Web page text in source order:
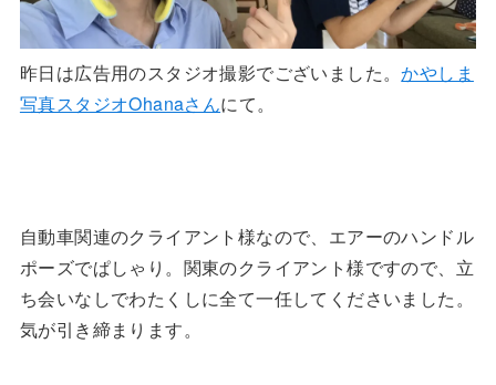
昨日は広告用のスタジオ撮影でございました。かやしま
写真スタジオOhanaさんにて。
自動車関連のクライアント様なので、エアーのハンドル
ポーズでぱしゃり。関東のクライアント様ですので、立
ち会いなしでわたくしに全て一任してくださいました。
気が引き締まります。